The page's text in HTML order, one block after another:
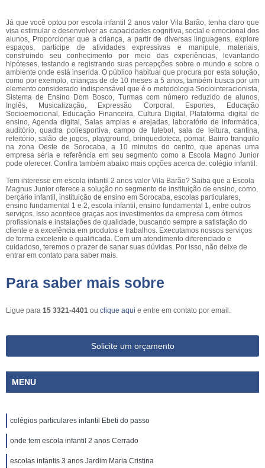
Já que você optou por escola infantil 2 anos valor Vila Barão, tenha claro que
visa estimular e desenvolver as capacidades cognitiva, social e emocional dos
alunos, Proporcionar que a criança, a partir de diversas linguagens, explore
espaços, participe de atividades expressivas e manipule, materiais,
construindo seu conhecimento por meio das experiências, levantando
hipóteses, testando e registrando suas percepções sobre o mundo e sobre o
ambiente onde está inserida. O público habitual que procura por esta solução,
como por exemplo, crianças de de 10 meses a 5 anos, também busca por um
elemento considerado indispensável que é o metodologia Sociointeracionista,
Sistema de Ensino Dom Bosco, Turmas com número reduzido de alunos,
Inglês, Musicalização, Expressão Corporal, Esportes, Educação
Socioemocional, Educação Financeira, Cultura Digital, Plataforma digital de
ensino, Agenda digital, Salas amplas e arejadas, laboratório de informática,
auditório, quadra poliesportiva, campo de futebol, sala de leitura, cantina,
refeitório, salão de jogos, playground, brinquedoteca, pomar, Bairro tranquilo
na zona Oeste de Sorocaba, a 10 minutos do centro, que apenas uma
empresa séria e referência em seu segmento como a Escola Magno Junior
pode oferecer. Confira também abaixo mais opções acerca de: colégio infantil.
Tem interesse em escola infantil 2 anos valor Vila Barão? Saiba que a Escola
Magnus Junior oferece a solução no segmento de instituição de ensino, como,
berçário infantil, instituição de ensino em Sorocaba, escolas particulares,
ensino fundamental 1 e 2, escola infantil, ensino fundamental 1, entre outros
serviços. Isso acontece graças aos investimentos da empresa com ótimos
profissionais e instalações de qualidade, buscando sempre a satisfação do
cliente e a excelência em produtos e trabalhos. Executamos nossos serviços
de forma excelente e qualificada. Com um atendimento diferenciado e
cuidadoso, teremos o prazer de sanar suas dúvidas. Por isso, não deixe de
entrar em contato para saber mais.
Para saber mais sobre
Ligue para 15 3321-4401 ou clique aqui e entre em contato por email.
Solicite um orçamento
MENU
colégios particulares infantil Ebeti do passo
onde tem escola infantil 2 anos Cerrado
escolas infantis 3 anos Jardim Maria Cristina